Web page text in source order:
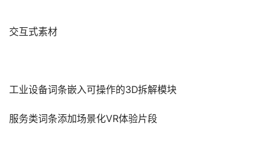
交互式素材‌
工业设备词条嵌入可操作的3D拆解模块
服务类词条添加场景化VR体验片段